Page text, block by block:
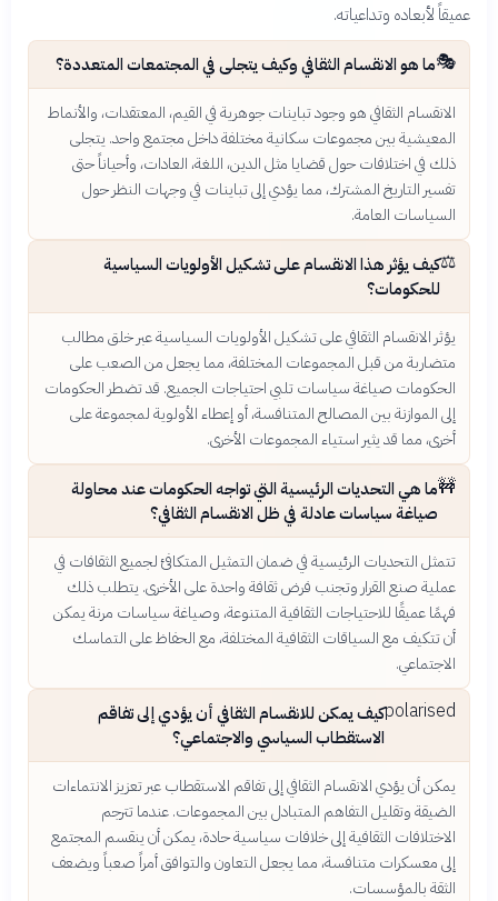
عميقاً لأبعاده وتداعياته.
🎭ما هو الانقسام الثقافي وكيف يتجلى في المجتمعات المتعددة؟
الانقسام الثقافي هو وجود تباينات جوهرية في القيم، المعتقدات، والأنماط
المعيشية بين مجموعات سكانية مختلفة داخل مجتمع واحد. يتجلى
ذلك في اختلافات حول قضايا مثل الدين، اللغة، العادات، وأحياناً حتى
تفسير التاريخ المشترك، مما يؤدي إلى تباينات في وجهات النظر حول
السياسات العامة.
⚖️كيف يؤثر هذا الانقسام على تشكيل الأولويات السياسية
للحكومات؟
يؤثر الانقسام الثقافي على تشكيل الأولويات السياسية عبر خلق مطالب
متضاربة من قبل المجموعات المختلفة، مما يجعل من الصعب على
الحكومات صياغة سياسات تلبي احتياجات الجميع. قد تضطر الحكومات
إلى الموازنة بين المصالح المتنافسة، أو إعطاء الأولوية لمجموعة على
أخرى، مما قد يثير استياء المجموعات الأخرى.
🚧ما هي التحديات الرئيسية التي تواجه الحكومات عند محاولة
صياغة سياسات عادلة في ظل الانقسام الثقافي؟
تتمثل التحديات الرئيسية في ضمان التمثيل المتكافئ لجميع الثقافات في
عملية صنع القرار وتجنب فرض ثقافة واحدة على الأخرى. يتطلب ذلك
فهمًا عميقًا للاحتياجات الثقافية المتنوعة، وصياغة سياسات مرنة يمكن
أن تتكيف مع السياقات الثقافية المختلفة، مع الحفاظ على التماسك
الاجتماعي.
polarisedكيف يمكن للانقسام الثقافي أن يؤدي إلى تفاقم
الاستقطاب السياسي والاجتماعي؟
يمكن أن يؤدي الانقسام الثقافي إلى تفاقم الاستقطاب عبر تعزيز الانتماءات
الضيقة وتقليل التفاهم المتبادل بين المجموعات. عندما تترجم
الاختلافات الثقافية إلى خلافات سياسية حادة، يمكن أن ينقسم المجتمع
إلى معسكرات متنافسة، مما يجعل التعاون والتوافق أمراً صعباً ويضعف
الثقة بالمؤسسات.